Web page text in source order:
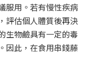
服用。若有慢性疾病
評估個人體質後再決
生物鹼具有一定的毒
因此，在食用串錢藤